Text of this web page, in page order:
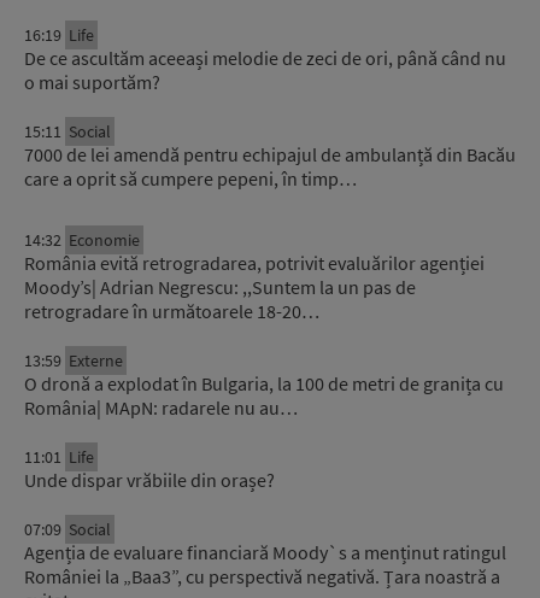
16:19 Life
De ce ascultăm aceeași melodie de zeci de ori, până când nu
o mai suportăm?
15:11 Social
7000 de lei amendă pentru echipajul de ambulanță din Bacău
care a oprit să cumpere pepeni, în timp…
14:32 Economie
România evită retrogradarea, potrivit evaluărilor agenției
Moody’s| Adrian Negrescu: ,,Suntem la un pas de
retrogradare în următoarele 18-20…
13:59 Externe
O dronă a explodat în Bulgaria, la 100 de metri de granița cu
România| MApN: radarele nu au…
11:01 Life
Unde dispar vrăbiile din orașe?
07:09 Social
Agenția de evaluare financiară Moody`s a menținut ratingul
României la „Baa3”, cu perspectivă negativă. Țara noastră a